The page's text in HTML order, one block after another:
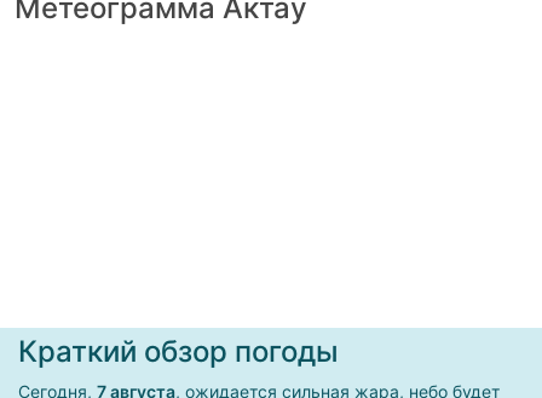
Метеограмма Актау
Краткий обзор погоды
Сегодня, 7 августа, ожидается сильная жара, небо будет